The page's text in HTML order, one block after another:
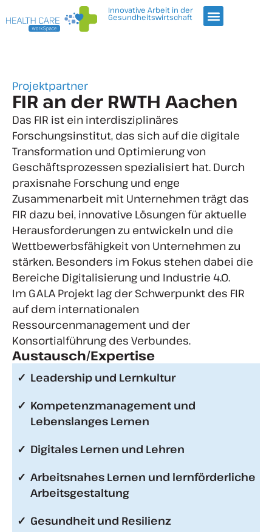
Innovative Arbeit in der
Gesundheitswirtschaft
Projektpartner
FIR an der RWTH Aachen
Das FIR ist ein interdisziplinäres
Forschungsinstitut, das sich auf die digitale
Transformation und Optimierung von
Geschäftsprozessen spezialisiert hat. Durch
praxisnahe Forschung und enge
Zusammenarbeit mit Unternehmen trägt das
FIR dazu bei, innovative Lösungen für aktuelle
Herausforderungen zu entwickeln und die
Wettbewerbsfähigkeit von Unternehmen zu
stärken. Besonders im Fokus stehen dabei die
Bereiche Digitalisierung und Industrie 4.0.
Im GALA Projekt lag der Schwerpunkt des FIR
auf dem internationalen
Ressourcenmanagement und der
Konsortialführung des Verbundes.
Austausch/Expertise
Leadership und Lernkultur
Kompetenzmanagement und
Lebenslanges Lernen
Digitales Lernen und Lehren
Arbeitsnahes Lernen und lernförderliche
Arbeitsgestaltung
Gesundheit und Resilienz